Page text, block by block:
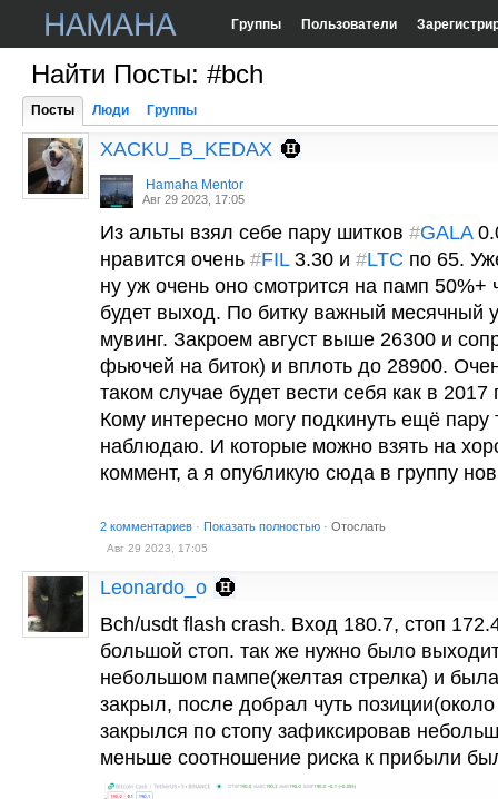
Группы Пользователи
Найти Посты: #bch
Посты Люди Группы
XACKU_B_KEDAX
Hamaha Mentor
Авг 29 2023, 17:05
Из альты взял себе пару шитков #GALA
нравится очень #FIL3.30 и #LTC по 65.
ну уж очень оно смотрится на памп 50%+
будет выход. По битку важный месячный
мувинг. Закроем август выше 26300 и
фьючей на биток) и вплоть до 28900.
таком случае будет вести себя как в
Кому интересно могу подкинуть ещё пару
наблюдаю. И которые можно взять на
коммент, а я опубликую сюда в группу
2 комментариев · Показать полностью · Отослать
Авг 29 2023, 17:05
Leonardo_o
Bch/usdt flash crash. Вход 180.7, стоп
большой стоп. так же нужно было
небольшом пампе(желтая стрелка) и
закрыл, после добрал чуть
закрылся по стопу зафиксировав
меньше соотношение риска к прибыли